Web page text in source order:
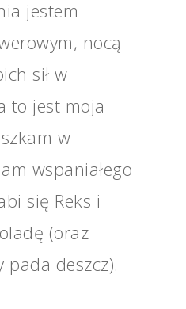
jestem
nocą
sił w
to jest moja
w
wspaniałego
się Reks i
(oraz
pada deszcz).